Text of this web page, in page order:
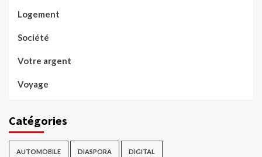
Logement
Société
Votre argent
Voyage
Catégories
AUTOMOBILE DIASPORA DIGITAL